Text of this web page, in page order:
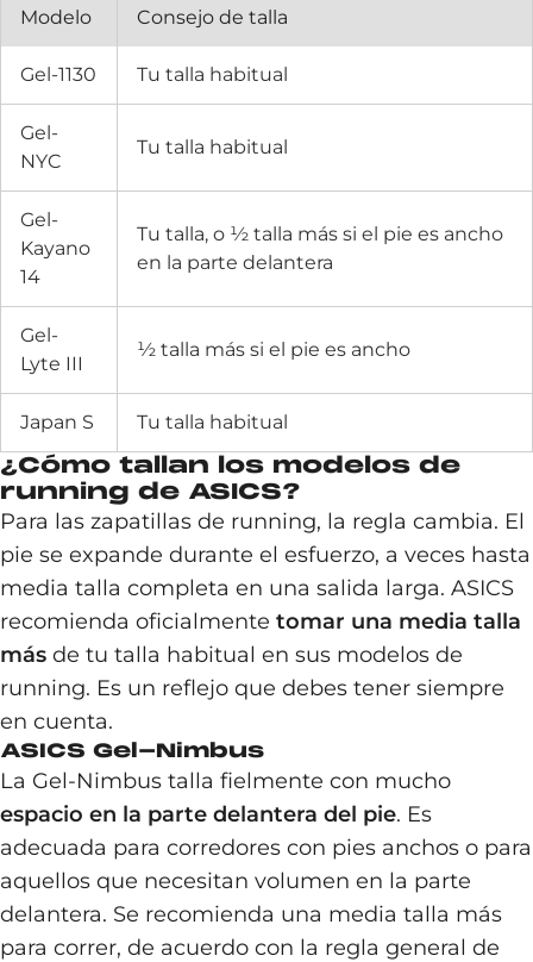
Modelo Consejo de talla
Gel-1130 Tu talla habitual
Gel-
NYC
Tu talla habitual
Gel-
Kayano
14
Tu talla, o ½ talla más si el pie es ancho
en la parte delantera
Gel-
Lyte III
½ talla más si el pie es ancho
Japan S Tu talla habitual
¿Cómo tallan los modelos de
running de ASICS?
Para las zapatillas de running, la regla cambia. El
pie se expande durante el esfuerzo, a veces hasta
media talla completa en una salida larga. ASICS
recomienda oficialmente tomar una media talla
más de tu talla habitual en sus modelos de
running. Es un reflejo que debes tener siempre
en cuenta.
ASICS Gel-Nimbus
La Gel-Nimbus talla fielmente con mucho
espacio en la parte delantera del pie. Es
adecuada para corredores con pies anchos o para
aquellos que necesitan volumen en la parte
delantera. Se recomienda una media talla más
para correr, de acuerdo con la regla general de